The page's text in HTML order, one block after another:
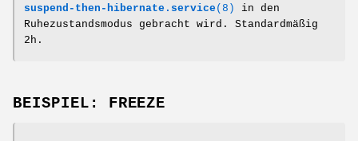
suspend-then-hibernate.service (8)
in den
Ruhezustandsmodus gebracht wird. Standardmäßig
2h.
BEISPIEL: FREEZE